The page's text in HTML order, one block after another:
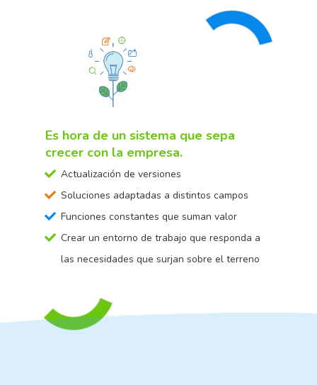
Es hora de un sistema que sepa
crecer con la empresa.
Actualización de versiones
Soluciones adaptadas a distintos campos
Funciones constantes que suman valor
Crear un entorno de trabajo que responda a
las necesidades que surjan sobre el terreno